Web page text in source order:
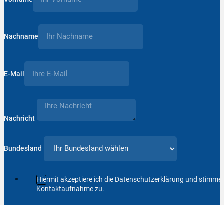
Nachname
E-Mail
Nachricht
Bundesland
Hiermit akzeptiere ich die Datenschutzerklärung und
Kontaktaufnahme zu.